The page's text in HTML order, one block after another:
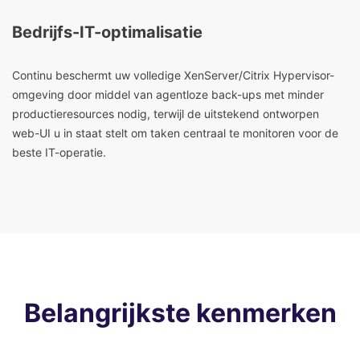
Bedrijfs-IT-optimalisatie
Continu beschermt uw volledige XenServer/Citrix Hypervisor-
omgeving door middel van agentloze back-ups met minder
productieresources nodig, terwijl de uitstekend ontworpen
web-UI u in staat stelt om taken centraal te monitoren voor de
beste IT-operatie.
Belangrijkste kenmerken